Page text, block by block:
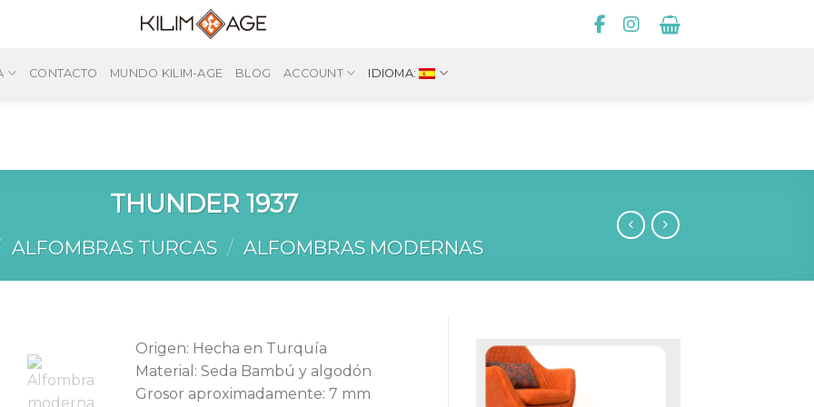
CONTACTO MUNDO KILIM-AGE BLOG ACCOUNT IDIOMA:
THUNDER 1937
ALFOMBRAS TURCAS / ALFOMBRAS MODERNAS
Origen: Hecha en Turquía
Material: Seda Bambú y algodón
Grosor aproximadamente: 7 mm